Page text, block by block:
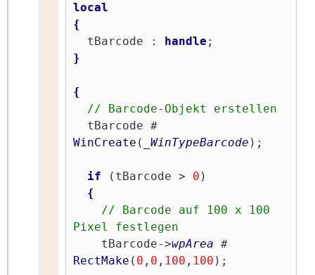
local
{
  tBarcode :
handle
}
{
// Barcode-Objekt erstellen
WinCreate ( _WinTypeBarcode );
if (tBarcode > 0 )
{
// Barcode auf 100 x 100
Pixel festlegen
    tBarcode->
wpArea
RectMake ( 0 , 0 , 100 , 100 );